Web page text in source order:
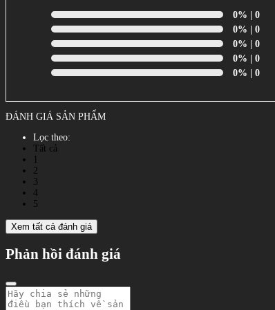
0% | 0
0% | 0
0% | 0
0% | 0
0% | 0
ĐÁNH GIÁ SẢN PHẨM
Lọc theo:
Tất cả
2
3
4
5
Xem tất cả đánh giá
Phản hồi đánh giá